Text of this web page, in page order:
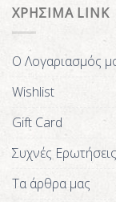
ΧΡΗΣΙΜΑ LINK
Ο Λογαριασμός
Wishlist
Gift Card
Συχνές Ερωτήσεις
Τα άρθρα μας